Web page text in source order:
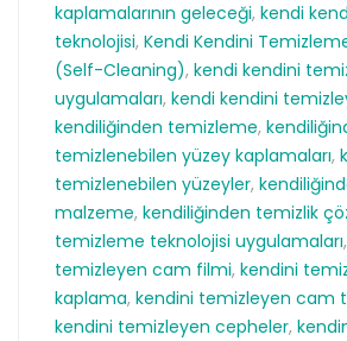
kaplamalarının geleceği, kendi
teknolojisi, Kendi Kendini
(Self-Cleaning), kendi kendini
uygulamaları, kendi kendini
kendiliğinden temizleme,
temizlenebilen yüzey kaplamaları,
temizlenebilen yüzeyler,
malzeme, kendiliğinden temizlik
temizleme teknolojisi uygulamaları,
temizleyen cam filmi, kendini
kaplama, kendini temizleyen cam
kendini temizleyen cepheler,